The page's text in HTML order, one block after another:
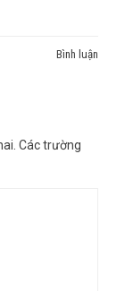
Bình luận
Các trường